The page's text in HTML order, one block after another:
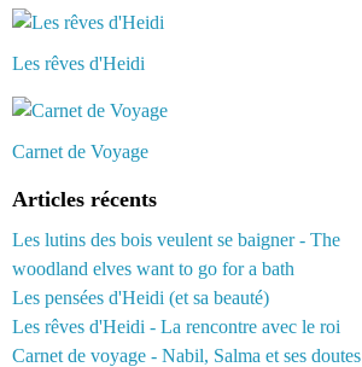
Les rêves d'Heidi
Carnet de Voyage
Articles récents
Les lutins des bois veulent se baigner - The
woodland elves want to go for a bath
Les pensées d'Heidi (et sa beauté)
Les rêves d'Heidi - La rencontre avec le roi
Carnet de voyage - Nabil, Salma et ses doutes